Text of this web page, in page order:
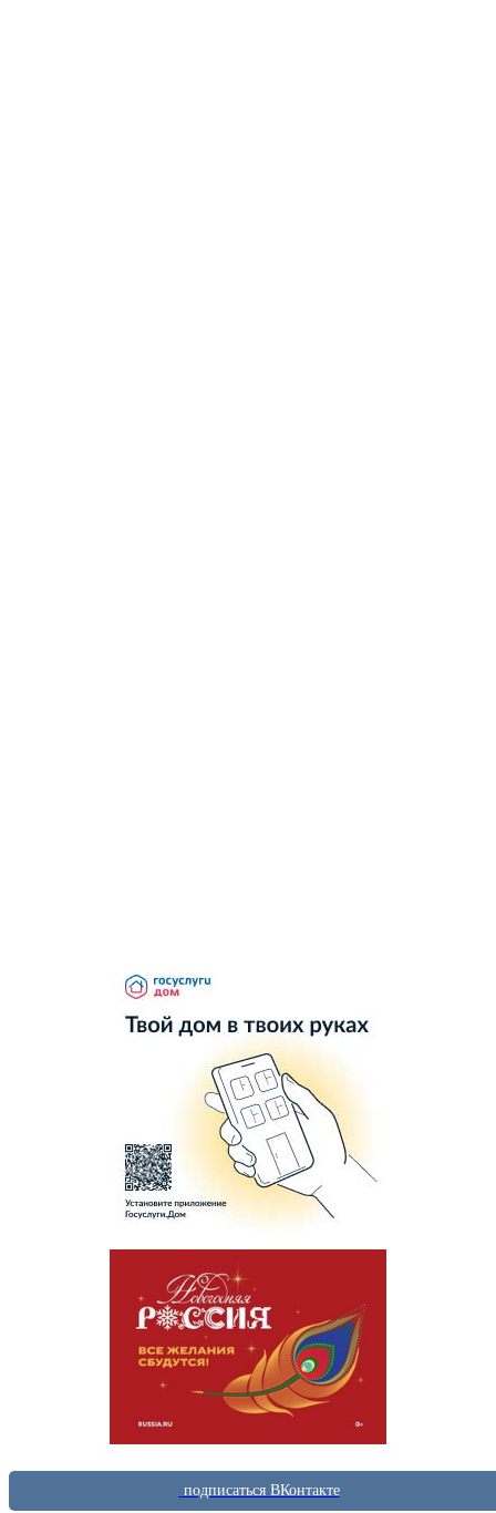
подписаться ВКонтакте